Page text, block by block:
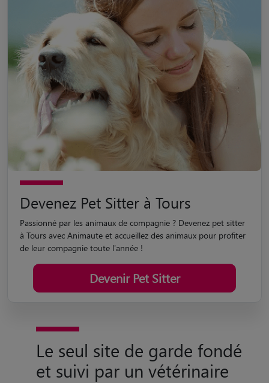
Devenez Pet Sitter à Tours
Passionné par les animaux de compagnie ? Devenez pet sitter
à Tours avec Animaute et accueillez des animaux pour profiter
de leur compagnie toute l'année !
Devenir Pet Sitter
Le seul site de garde fondé
et suivi par un vétérinaire